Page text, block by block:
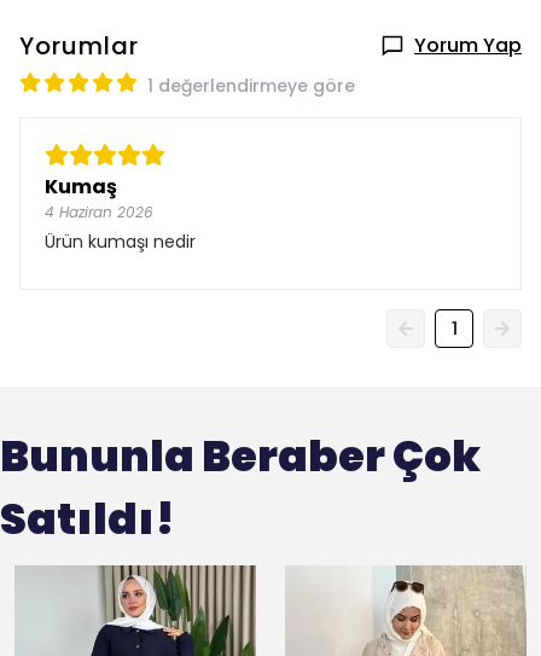
Yorumlar Yorum Yap
1 değerlendirmeye göre
Kumaş
4 Haziran 2026
Ürün kumaşı nedir
1
Bununla Beraber Çok
Satıldı!